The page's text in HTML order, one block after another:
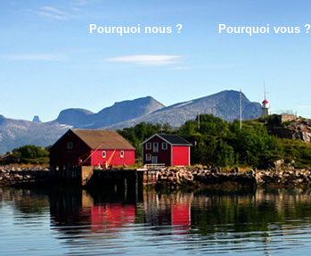
Pourquoi vous ?
Pourquoi nous ?